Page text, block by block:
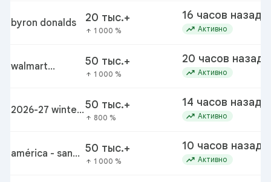
byron donalds 20 тыс.+
arrow_upward 1 000 %
16 часов назад
trending_up Активно
walmart
butter recall
50 тыс.+
arrow_upward 1 000 %
20 часов назад
trending_up Активно
2026-27 winter 50 тыс.+
arrow_upward 800 %
14 часов назад
trending_up Активно
américa - san
50 тыс.+
arrow_upward 1 000 %
10 часов назад
trending_up Активно